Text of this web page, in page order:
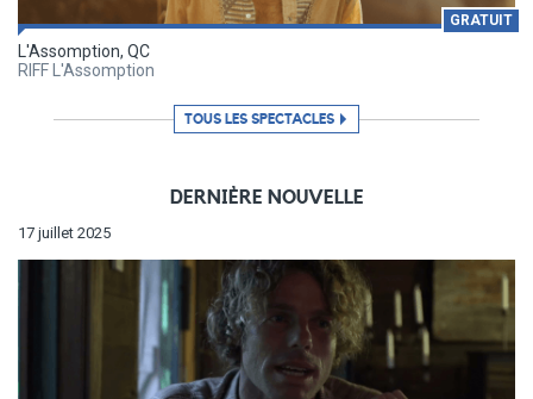
GRATUIT
L'Assomption, QC
RIFF L'Assomption
TOUS LES SPECTACLES
DERNIÈRE NOUVELLE
17 juillet 2025